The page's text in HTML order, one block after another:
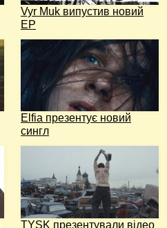
Vyr Muk випустив новий
EP
Elfia презентує новий
сингл
TYSK презентували відео